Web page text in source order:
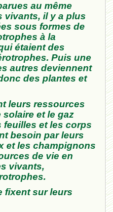
au même
vivants, il y a plus
sous formes de
à la
étaient des
Puis une
autres deviennent
des plantes et
leurs ressources
et le gaz
feuilles et les corps
besoin par leurs
et les champignons
de vie en
vivants,
fixent sur leurs